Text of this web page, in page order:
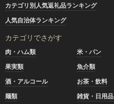
カテゴリ別人気返礼品ランキング
人気自治体ランキング
カテゴリでさがす
肉・ハム類 米・パン
果実類
魚介類
酒・アルコール
お茶・飲料
麺類
雑貨・日用品